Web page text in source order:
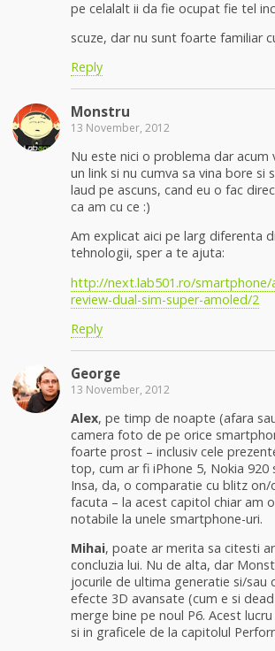
pe celalalt ii da fie ocupat fie tel
scuze, dar nu sunt foarte familiar
Reply
Monstru
13 November, 2012
Nu este nici o problema dar acum
un link si nu cumva sa vina bore si
laud pe ascuns, cand eu o fac
ca am cu ce :)
Am explicat aici pe larg diferenta
tehnologii, sper a te ajuta:
http://next.lab501.ro/smartphone/
review-dual-sim-super-amoled/2
Reply
George
13 November, 2012
Alex, pe timp de noapte (afara
camera foto de pe orice
foarte prost – inclusiv cele
top, cum ar fi iPhone 5, Nokia 920
Insa, da, o comparatie cu blitz
facuta – la acest capitol chiar am
notabile la unele smartphone-uri.
Mihai, poate ar merita sa citesti
concluzia lui. Nu de alta, dar
jocurile de ultima generatie si/sau
efecte 3D avansate (cum e si
merge bine pe noul P6. Acest
si in graficele de la capitolul